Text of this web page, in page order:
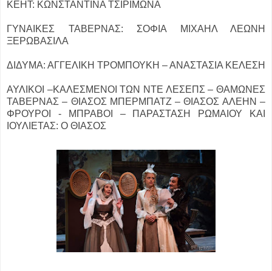
ΚΕΗΤ: ΚΩΝΣΤΑΝΤΙΝΑ ΤΣΙΡΙΜΩΝΑ
ΓΥΝΑΙΚΕΣ ΤΑΒΕΡΝΑΣ: ΣΟΦΙΑ ΜΙΧΑΗΛ ΛΕΩΝΗ
ΞΕΡΩΒΑΣΙΛΑ
ΔΙΔΥΜΑ: ΑΓΓΕΛΙΚΗ ΤΡΟΜΠΟΥΚΗ – ΑΝΑΣΤΑΣΙΑ ΚΕΛΕΣΗ
ΑΥΛΙΚΟΙ –ΚΑΛΕΣΜΕΝΟΙ ΤΩΝ ΝΤΕ ΛΕΣΕΠΣ – ΘΑΜΩΝΕΣ
ΤΑΒΕΡΝΑΣ – ΘΙΑΣΟΣ ΜΠΕΡΜΠΑΤΖ – ΘΙΑΣΟΣ ΑΛΕΗΝ –
ΦΡΟΥΡΟΙ - ΜΠΡΑΒΟΙ – ΠΑΡΑΣΤΑΣΗ ΡΩΜΑΙΟΥ ΚΑΙ
ΙΟΥΛΙΕΤΑΣ: Ο ΘΙΑΣΟΣ